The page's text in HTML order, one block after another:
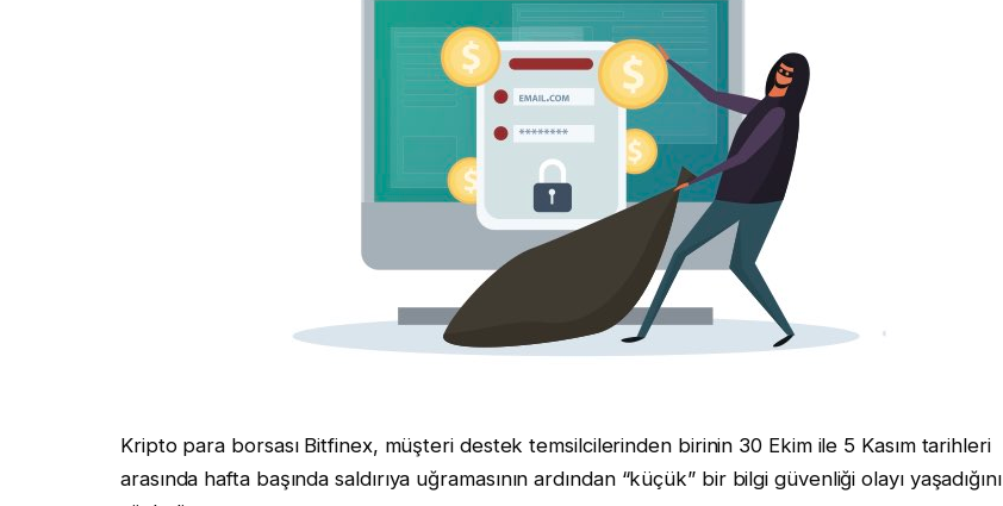
Kripto para borsası Bitfinex, müşteri destek temsilcilerinden birinin 30 Ekim ile 5 Kasım tarihleri ​​
arasında hafta başında saldırıya uğramasının ardından “küçük” bir bilgi güvenliği olayı yaşadığını